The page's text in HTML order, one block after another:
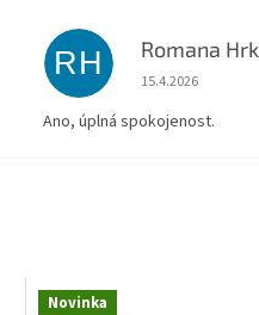
Novinka
RH Romana
Hodnocení
15.4.2026
Ano, úplná spokojenost.